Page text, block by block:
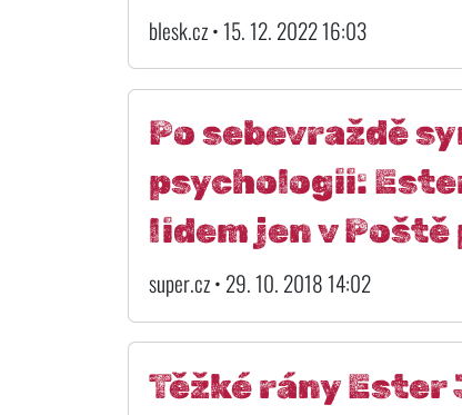
blesk.cz • 15. 12. 2022 16:03
Po sebevraždě
psychologii:
lidem jen v Poště
super.cz • 29. 10. 2018 14:02
Těžké rány